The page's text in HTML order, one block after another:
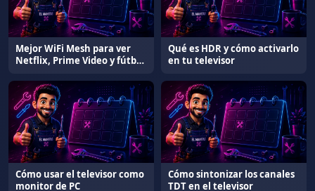
Mejor WiFi Mesh para ver
Netflix, Prime Video y fútbol
Qué es HDR y cómo activarlo
en tu televisor
Cómo usar el televisor como
monitor de PC
Cómo sintonizar los canales
TDT en el televisor